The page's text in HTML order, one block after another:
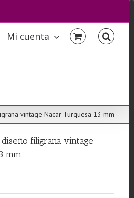
Mi cuenta
vintage Nacar-Turquesa 13 mm
filigrana vintage
mm